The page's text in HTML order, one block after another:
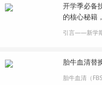
各异的实验需
不足”？金源
深刻理解与严
开学季必备
的核心秘籍
引言——新学
作失误，轻则
推文，我们为
胎牛血清替
胎牛血清（